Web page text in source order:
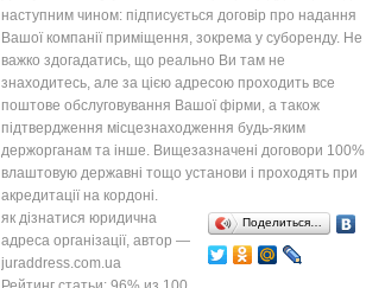
наступним чином: підписується договір про надання
Вашої компанії приміщення, зокрема у суборенду. Не
важко здогадатись, що реально Ви там не
знаходитесь, але за цією адресою проходить все
поштове обслуговування Вашої фірми, а також
підтвердження місцезнаходження будь-яким
держорганам та інше. Вищезазначені договори 100%
влаштовую державні тощо установи і проходять при
акредитації на кордоні.
як дізнатися юридична
адреса організації, автор —
juraddress.com.ua
Поделиться…